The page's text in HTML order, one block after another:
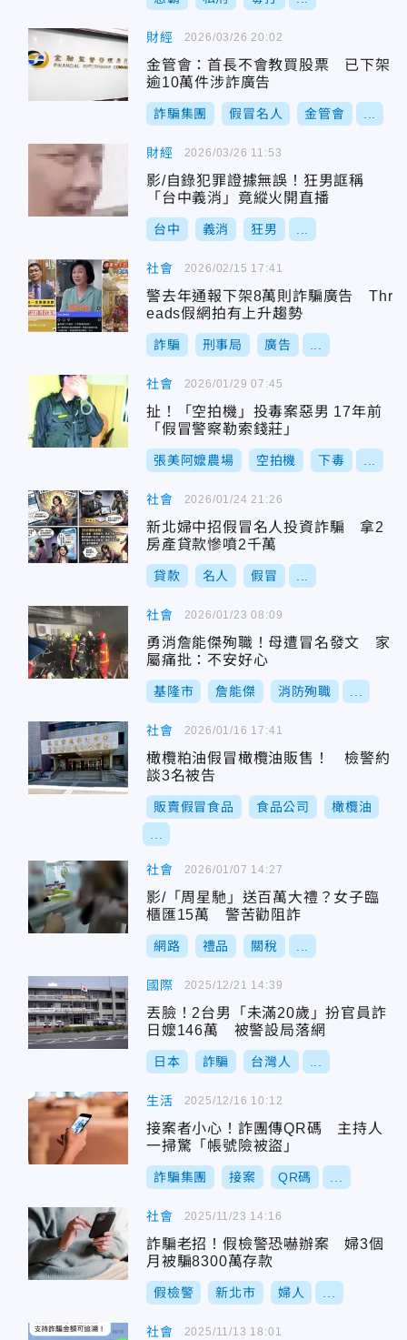
財經
金管會：首長不會教買股票 已下架
逾10萬件涉詐廣告
詐騙集團 假冒名人 金管會
2026/03/26 20:02
財經
影/自錄犯罪證據無誤！狂男誆稱
「台中義消」竟縱火開直播
台中 義消 狂男
2026/03/26 11:53
社會
警去年通報下架8萬則詐騙廣告 Thr
eads假網拍有上升趨勢
詐騙 刑事局 廣告
2026/02/15 17:41
社會
扯！「空拍機」投毒案惡男 17年前
「假冒警察勒索錢莊」
張美阿嬤農場 空拍機 下毒
2026/01/29 07:45
社會
新北婦中招假冒名人投資詐騙 拿2
房產貸款慘噴2千萬
貸款 名人 假冒
2026/01/24 21:26
社會
勇消詹能傑殉職！母遭冒名發文 家
屬痛批：不安好心
基隆市 詹能傑 消防殉職
2026/01/23 08:09
社會
橄欖粕油假冒橄欖油販售！ 檢警約
談3名被告
販賣假冒食品 食品公司 橄欖油
2026/01/16 17:41
社會
影/「周星馳」送百萬大禮？女子臨
櫃匯15萬 警苦勸阻詐
網路 禮品 關稅
2026/01/07 14:27
國際
丟臉！2台男「未滿20歲」扮官員詐
日嬤146萬 被警設局落網
日本 詐騙 台灣人
2025/12/21 14:39
生活
接案者小心！詐團傳QR碼 主持人
一掃驚「帳號險被盜」
詐騙集團 接案 QR碼
2025/12/16 10:12
社會
詐騙老招！假檢警恐嚇辦案 婦3個
月被騙8300萬存款
假檢警 新北市 婦人
2025/11/23 14:16
社會 2025/11/13 18:01